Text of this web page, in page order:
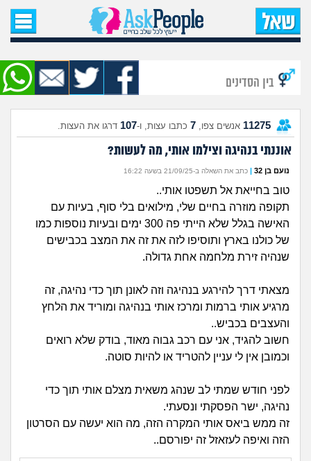
עמוד הבית
שאל שאלה
שאלות חדשות
שאלות שעוררו עניין
עצות חדשות
מה קורה כאן?
מתחם הטיפים
זוגיות
היריון ולידה
הורות ומשפחה
מתבגרים
חיפוש שאלות
הרשמה | התחברות
בין הסדינים
11275 אנשים צפו, 7 כתבו עצות, ו-107 דרגו את העצות.
אוננתי בנהיגה וצילמו אותי, מה לעשות?
נועם בן 32 | כתב את השאלה ב-21/09/25 בשעה 16:22
טוב בחייאת אל תשפטו אותי..
תקופה מוזרה בחיים שלי, מילואים בלי סוף, בעיות עם
האישה בגלל שלא הייתי פה 300 ימים ובעיות נוספות כמו
של כולנו בארץ ותוסיפו לזה את זה את המצב בכבישים
שנהיה זירת מלחמה אחת גדולה.
מצאתי דרך להירגע בנהיגה וזה לאונן תוך כדי נהיגה, זה
מרגיע אותי ברמות ומרכז אותי בנהיגה ומוריד את הלחץ
והעצבים בכביש..
חשוב להגיד, אני עם רכב גבוה מאוד, בודק שלא רואים
וכמובן אין לי עניין להטריד או להיות סוטה.
לפני חודש שמתי לב שנהג משאית מצלם אותי תוך כדי
נהיגה, ישר הפסקתי ונסעתי.
זה ממש ביאס אותי המקרה הזה, מה הוא יעשה עם הסרטון
הזה ואיפה לעזאזל זה יפורסם..